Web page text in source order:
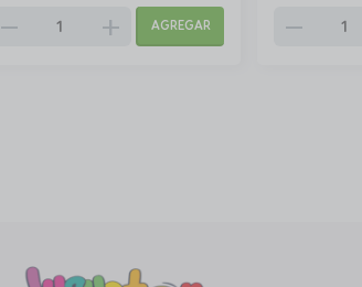
remove add AGREGAR remove